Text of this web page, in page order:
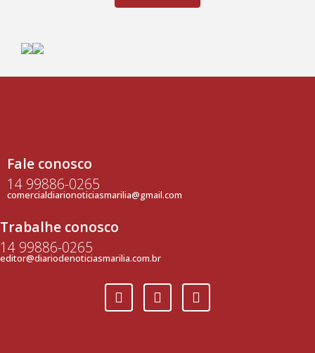
Fale conosco
14 99886-0265
comercialdiarionoticiasmarilia@gmail.com
Trabalhe conosco
14 99886-0265
editor@diariodenoticiasmarilia.com.br